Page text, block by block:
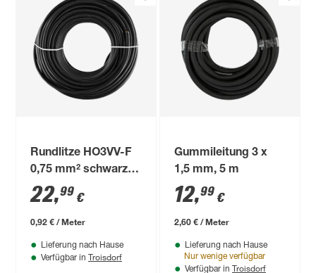
Rundlitze HO3VV-F
0,75 mm² schwarz
3-adrig 25 m
22,99 €
0,92 € / Meter
Lieferung nach Hause
Verfügbar in Troisdorf
Gummileitung 3 x
1,5 mm, 5 m
12,99 €
2,60 € / Meter
Lieferung nach Hause
Nur wenige verfügbar
Verfügbar in Troisdorf